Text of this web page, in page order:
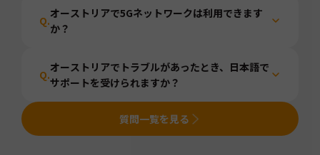
Q.
オーストリアで5Gネットワークは利用できます
か？
Q.
オーストリアでトラブルがあったとき、日本語で
サポートを受けられますか？
質問一覧を見る